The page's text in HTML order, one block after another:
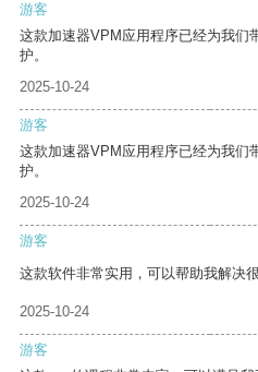
游客
这款加速器VPM应用程序已经为我们
护。
2025-10-24
游客
这款加速器VPM应用程序已经为我们
护。
2025-10-24
游客
这款软件非常实用，可以帮助我解决很
2025-10-24
游客